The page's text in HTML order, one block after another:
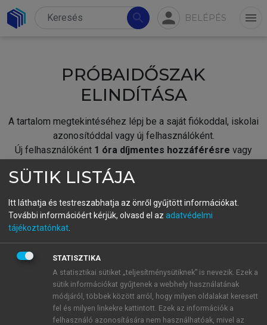
search person BELÉPÉS menu
PRÓBAIDŐSZAK
ELINDÍTÁSA
A tartalom megtekintéséhez lépj be a saját fiókoddal, iskolai
azonosítóddal vagy új felhasználóként.
Új felhasználóként 1 óra díjmentes hozzáférésre vagy
fiókoddal,vagy hozz létre új fiókot.
A regisztráció után apróbaidőszakautomatikusan
BELÉPÉS SAJÁT FIÓKKAL
ÚJ FIÓK LÉTREHOZÁSA
1 óra díjmentes hozzáférés
SÜTIK LISTÁJA
Itt láthatja és testreszabhatja az önről gyűjtött információkat.
További információért kérjük, olvasd el az adatvédelmi
tájékoztatónkat
STATISZTIKA
A statisztikai sütiket „teljesítménysütiknek” is nevezik. Ezek a
sütik információkat gyűjtenek a webhely használatának
módjáról, többek között arról, hogy milyen oldalakat keresett
fel és milyen linkekre kattintott. Ezek az információk a
felhasználó azonosítására nem használhatóak, mivel az